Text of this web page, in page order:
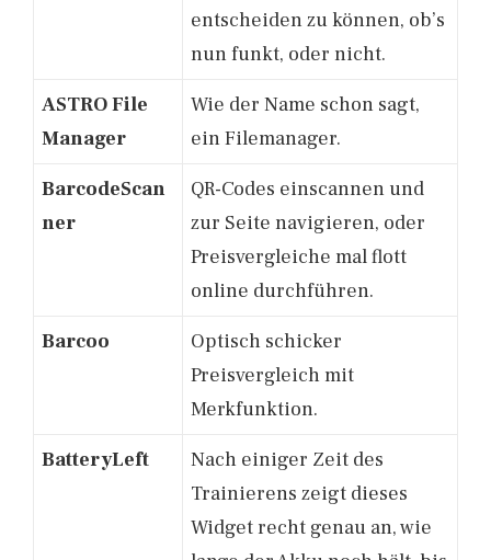
entscheiden zu können, ob’s
nun funkt, oder nicht.
ASTRO File
Manager
Wie der Name schon sagt,
ein Filemanager.
BarcodeScan
ner
QR-Codes einscannen und
zur Seite navigieren, oder
Preisvergleiche mal flott
online durchführen.
Barcoo
Optisch schicker
Preisvergleich mit
Merkfunktion.
BatteryLeft
Nach einiger Zeit des
Trainierens zeigt dieses
Widget recht genau an, wie